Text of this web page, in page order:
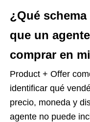
¿Qué
que un
comprar en
Product + Offer
identificar qué
precio, moneda y
agente no puede